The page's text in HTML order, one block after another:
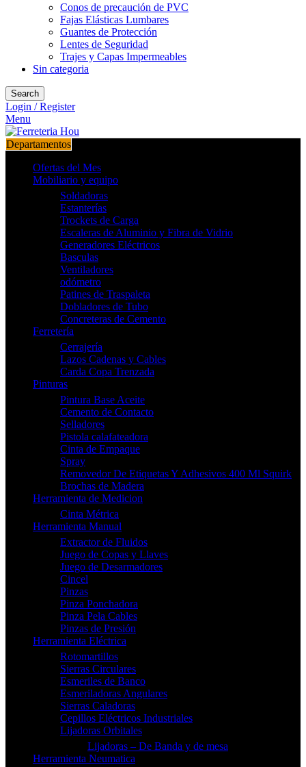
Conos de precaución de PVC
Fajas Elásticas Lumbares
Guantes de Protección
Lentes de Seguridad
Trajes y Capas Impermeables
Sin categoria
Search
Login / Register
Menu
Departamentos
Ofertas del Mes
Mobiliario y equipo
Soldadoras
Estanterías
Trockets de Carga
Escaleras de Aluminio y Fibra de Vidrio
Generadores Eléctricos
Basculas
Ventiladores
odómetro
Patines de Traspaleta
Dobladores de Tubo
Concreteras de Cemento
Ferretería
Cerrajería
Lazos Cadenas y Cables
Carda Copa Trenzada
Pinturas
Pintura Base Aceite
Cemento de Contacto
Selladores
Pistola calafateadora
Cinta de Empaque
Spray
Removedor De Etiquetas Y Adhesivos 400 Ml Squirk
Brochas de Madera
Herramienta de Medicion
Cinta Métrica
Herramienta Manual
Extractor de Fluidos
Juego de Copas y Llaves
Juego de Desarmadores
Cincel
Pinzas
Pinza Ponchadora
Pinza Pela Cables
Pinzas de Presión
Herramienta Eléctrica
Rotomartillos
Sierras Circulares
Esmeriles de Banco
Esmeriladoras Angulares
Sierras Caladoras
Cepillos Eléctricos Industriales
Lijadoras Orbitales
Lijadoras – De Banda y de mesa
Herramienta Neumatica